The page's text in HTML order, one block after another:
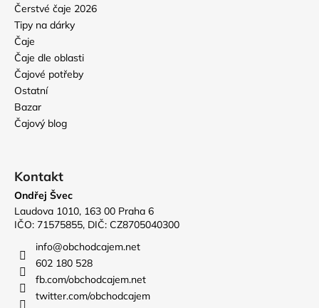
Čerstvé čaje 2026
Tipy na dárky
Čaje
Čaje dle oblasti
Čajové potřeby
Ostatní
Bazar
Čajový blog
Kontakt
Ondřej Švec
Laudova 1010, 163 00 Praha 6
IČO: 71575855, DIČ: CZ8705040300
info@obchodcajem.net
602 180 528
fb.com/obchodcajem.net
twitter.com/obchodcajem